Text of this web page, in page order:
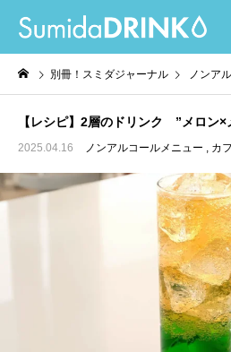
別冊！スミダジャーナル ノンア
【レシピ】2層のドリンク ”メロン×
2025.04.16 ノンアルコールメニュー カ